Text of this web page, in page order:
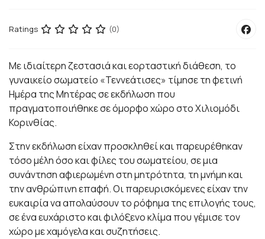
Ratings (0)
Με ιδιαίτερη ζεστασιά και εορταστική διάθεση, το
γυναικείο σωματείο «Τεννεάτισες» τίμησε τη φετινή
Ημέρα της Μητέρας σε εκδήλωση που
πραγματοποιήθηκε σε όμορφο χώρο στο Χιλιομόδι
Κορινθίας.
Στην εκδήλωση είχαν προσκληθεί και παρευρέθηκαν
τόσο μέλη όσο και φίλες του σωματείου, σε μια
συνάντηση αφιερωμένη στη μητρότητα, τη μνήμη και
την ανθρώπινη επαφή. Οι παρευρισκόμενες είχαν την
ευκαιρία να απολαύσουν το ρόφημα της επιλογής τους,
σε ένα ευχάριστο και φιλόξενο κλίμα που γέμισε τον
χώρο με χαμόγελα και συζητήσεις.